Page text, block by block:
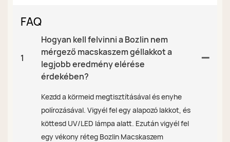
FAQ
1
Hogyan kell felvinni a Bozlin nem
mérgező macskaszem géllakkot a
legjobb eredmény elérése
érdekében?
Kezdd a körmeid megtisztításával és enyhe
polírozásával. Vigyél fel egy alapozó lakkot, és
köttesd UV/LED lámpa alatt. Ezután vigyél fel
egy vékony réteg Bozlin Macskaszem